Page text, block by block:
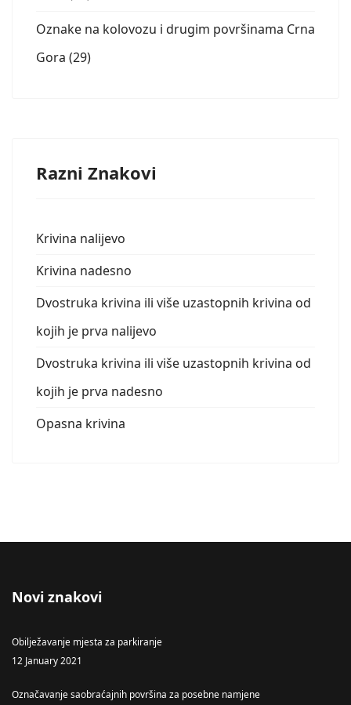
Oznake na kolovozu i drugim površinama Crna
Gora (29)
Razni Znakovi
Krivina nalijevo
Krivina nadesno
Dvostruka krivina ili više uzastopnih krivina od
kojih je prva nalijevo
Dvostruka krivina ili više uzastopnih krivina od
kojih je prva nadesno
Opasna krivina
Novi znakovi
Obilježavanje mjesta za parkiranje
12 January 2021
Označavanje saobraćajnih površina za posebne namjene